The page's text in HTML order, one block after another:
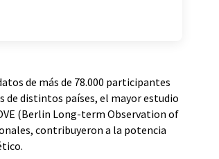
de más de 78.000 participantes
de distintos países, el mayor estudio
(Berlin Long-term Observation of
contribuyeron a la potencia